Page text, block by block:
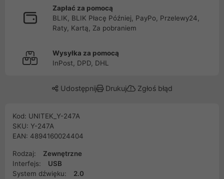
Zapłać za pomocą
BLIK, BLIK Płacę Później, PayPo, Przelewy24,
Raty, Kartą, Za pobraniem
Wysyłka za pomocą
InPost, DPD, DHL
Udostępnij Drukuj Zgłoś błąd
Kod: UNITEK_Y-247A
SKU: Y-247A
EAN: 4894160024404
Rodzaj:
Zewnętrzne
Interfejs:
USB
System dźwięku:
2.0